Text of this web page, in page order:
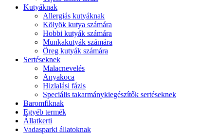
Kutyáknak
Allergiás kutyáknak
Kölyök kutya számára
Hobbi kutyák számára
Munkakutyák számára
Öreg kutyák számára
Sertéseknek
Malacnevelés
Anyakoca
Hizlalási fázis
Speciális takarmánykiegészítők sertéseknek
Baromfiknak
Egyéb termék
Állatkerti
Vadasparki állatoknak